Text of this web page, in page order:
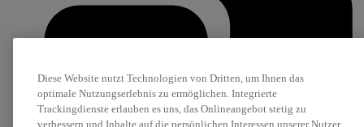
Diese Website nutzt Technologien von Dritten, um Ihnen das
optimale Nutzungserlebnis zu ermöglichen. Integrierte
Trackingdienste erlauben es uns, das Onlineangebot stetig zu
verbessern und Inhalte auf die persönlichen Interessen unserer Nutzer